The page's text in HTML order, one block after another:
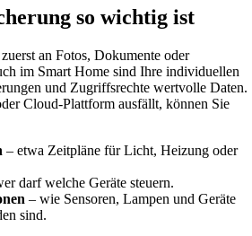
so wichtig ist
an Fotos, Dokumente oder
im Smart Home sind Ihre individuellen
und Zugriffsrechte wertvolle Daten.
Cloud-Plattform ausfällt, können Sie
– etwa Zeitpläne für Licht, Heizung oder
darf welche Geräte steuern.
– wie Sensoren, Lampen und Geräte
sind.